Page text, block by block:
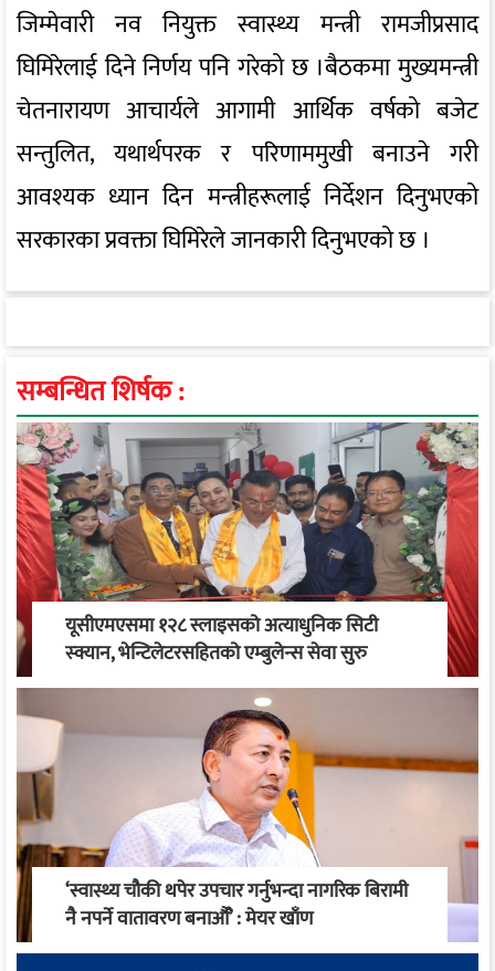
जिम्मेवारी नव नियुक्त स्वास्थ्य मन्त्री रामजीप्रसाद
घिमिरेलाई दिने निर्णय पनि गरेको छ ।बैठकमा मुख्यमन्त्री
चेतनारायण आचार्यले आगामी आर्थिक वर्षको बजेट
सन्तुलित, यथार्थपरक र परिणाममुखी बनाउने गरी
आवश्यक ध्यान दिन मन्त्रीहरूलाई निर्देशन दिनुभएको
सरकारका प्रवक्ता घिमिरेले जानकारी दिनुभएको छ ।
सम्बन्धित शिर्षक :
यूसीएमएसमा १२८ स्लाइसको अत्याधुनिक सिटी
स्क्यान, भेन्टिलेटरसहितको एम्बुलेन्स सेवा सुरु
‘स्वास्थ्य चौकी थपेर उपचार गर्नुभन्दा नागरिक बिरामी
नै नपर्ने वातावरण बनाऔँ’ : मेयर खाँण